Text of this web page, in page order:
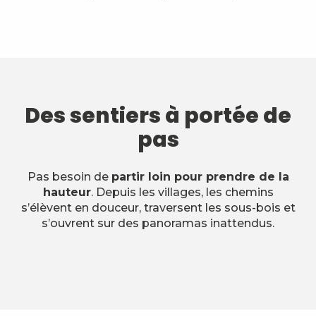
Des sentiers à portée de
pas
Pas besoin de partir loin pour prendre de la
hauteur. Depuis les villages, les chemins
s’élèvent en douceur, traversent les sous-bois et
s’ouvrent sur des panoramas inattendus.
ITINERAIRE fermé - Le Mont